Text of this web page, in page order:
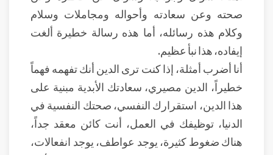
صحته وعن سعادته وأحواله ومجاملات وسلام
وكلام هذه رسائله، أما هذه رسالة خطيرة ألغت
إيفاده، هذا نبأ عظيم.
أنا أضرب أمثلة، إذا كنت ترى الدين أنك تفهمه فهماً
خطيراً، الدين مصيري، سعادتك الأبدية مبنية على
هذا الدين، استقرارك النفسي، صحتك النفسية في
الدنيا، توظيفك في العمل، أنت كائن معقد جداً،
هناك ضغوط كثيرة، يوجد عواطف، يوجد انفعالات،